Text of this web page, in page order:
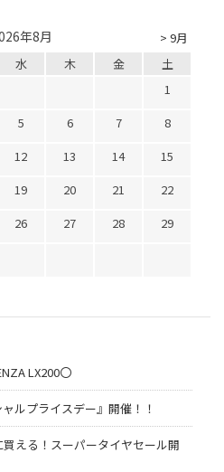
> 9月
年8月
水 木 金
土
1
5 6 7
8
12 13 14
15
19 20 21
22
26 27 28
29
LX200〇
ルプライスデー』開催！！
える！スーパータイヤセール開